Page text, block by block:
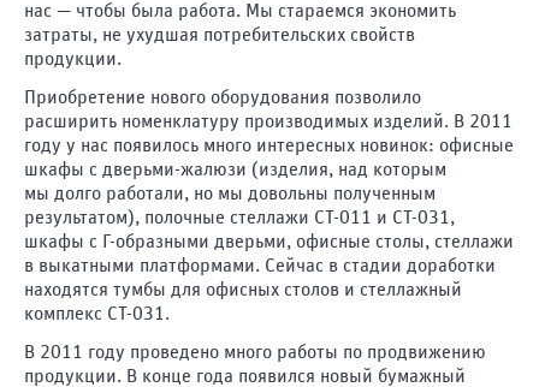
нас — чтобы была работа. Мы стараемся экономить
затраты, не ухудшая потребительских свойств
продукции.
Приобретение нового оборудования позволило
расширить номенклатуру производимых изделий. В 2011
году у нас появилось много интересных новинок: офисные
шкафы с дверьми-жалюзи (изделия, над которым
мы долго работали, но мы довольны полученным
результатом), полочные стеллажи СТ-011 и СТ-031,
шкафы с Г-образными дверьми, офисные столы, стеллажи
в выкатными платформами. Сейчас в стадии доработки
находятся тумбы для офисных столов и стеллажный
комплекс СТ-031.
В 2011 году проведено много работы по продвижению
продукции. В конце года появился новый бумажный
Ярославль
Казахстан
Нур-
Султан
(Астана)
Алматы
Белоруссия